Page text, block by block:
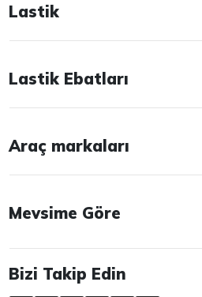
Lastik
Lastik Ebatları
Araç markaları
Mevsime Göre
Bizi Takip Edin